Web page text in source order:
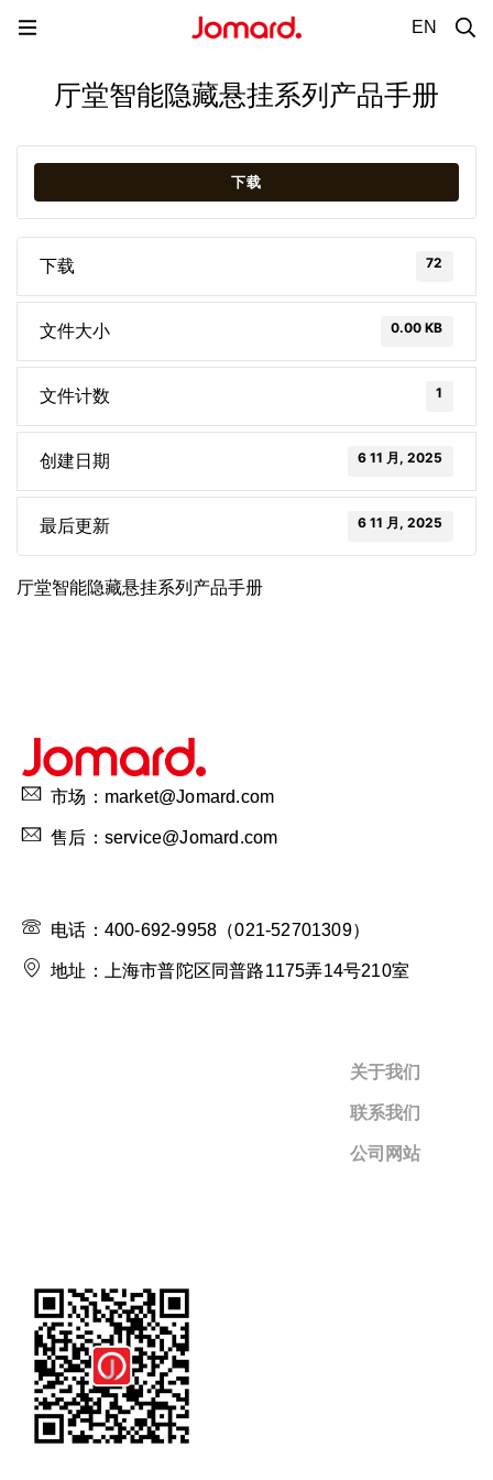
EN
厅堂智能隐藏悬挂系列产品手册
下载
下载 72
文件大小 0.00 KB
文件计数 1
创建日期 6 11 月, 2025
最后更新 6 11 月, 2025
厅堂智能隐藏悬挂系列产品手册
市场：market@Jomard.com
售后：service@Jomard.com
电话：400-692-9958（021-52701309）
地址：上海市普陀区同普路1175弄14号210室
关于我们
联系我们
公司网站